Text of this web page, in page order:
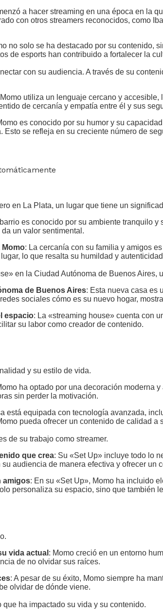
a hacer streaming en una época en la
con otros streamers reconocidos, como
no solo se ha destacado por su contenido,
de esports han contribuido a fortalecer la
con su audiencia. A través de su
utiliza un lenguaje cercano y
de cercanía y empatía entre él y sus
es conocido por su humor y su
se refleja en su creciente número de
en La Plata, un lugar que tiene un
es conocido por su ambiente tranquilo
un valor sentimental.
: La cercanía con su familia y amigos
lo que resalta su humildad y
en la Ciudad Autónoma de Buenos
de Buenos Aires: Esta nueva casa es
sociales cómo es su nuevo hogar,
espacio: La «streaming house» cuenta con
su labor como creador de contenido.
y su estilo de vida.
ha optado por una decoración moderna
sin perder la motivación.
está equipada con tecnología avanzada,
pueda ofrecer un contenido de calidad a
de su trabajo como streamer.
que crea: Su «Set Up» incluye todo lo
audiencia de manera efectiva y ofrecer un
amigos: En su «Set Up», Momo ha incluido
personaliza su espacio, sino que también
vida actual : Momo creció en un entorno
de no olvidar sus raíces.
: A pesar de su éxito, Momo siempre ha
olvidar de dónde viene.
ha impactado su vida y su contenido.